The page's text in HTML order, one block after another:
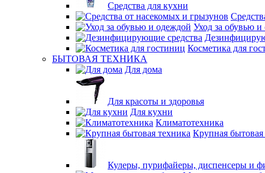
Средства для кухни
Уход за обувью
Косметика для
БЫТОВАЯ ТЕХНИКА
Для дома
Для красоты и здоровья
Для кухни
Климатотехника
Крупная бытовая
Кулеры, пурифайеры, диспенсеры и